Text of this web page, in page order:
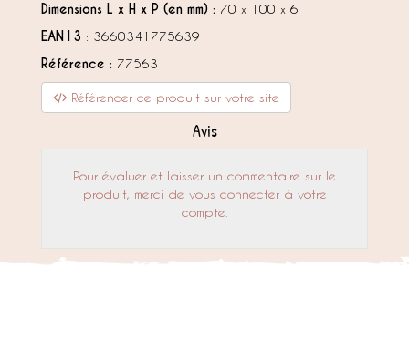
Dimensions L x H x P (en mm) : 70 x 100 x 6
EAN13 : 3660341775639
Référence : 77563
Référencer ce produit sur votre site
Avis
Pour évaluer et laisser un commentaire sur le
produit, merci de vous connecter à votre
compte.